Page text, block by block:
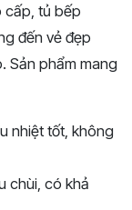
cấp, tủ bếp
đến vẻ đẹp
Sản phẩm mang
nhiệt tốt, không
chùi, có khả